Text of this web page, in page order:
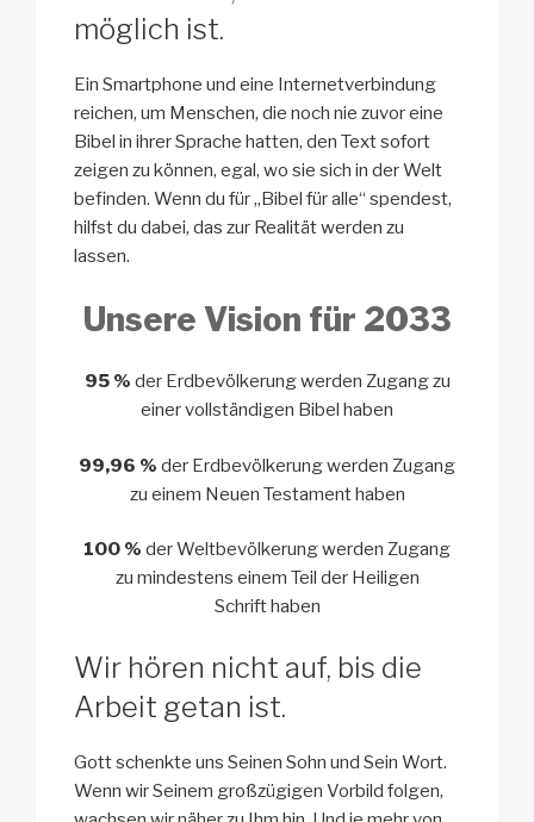
möglich ist.
Ein Smartphone und eine Internetverbindung
reichen, um Menschen, die noch nie zuvor eine
Bibel in ihrer Sprache hatten, den Text sofort
zeigen zu können, egal, wo sie sich in der Welt
befinden. Wenn du für „Bibel für alle“ spendest,
hilfst du dabei, das zur Realität werden zu
lassen.
Unsere Vision für 2033
95 % der Erdbevölkerung werden Zugang zu
einer vollständigen Bibel haben
99,96 % der Erdbevölkerung werden Zugang
zu einem Neuen Testament haben
100 % der Weltbevölkerung werden Zugang
zu mindestens einem Teil der Heiligen
Schrift haben
Wir hören nicht auf, bis die
Arbeit getan ist.
Gott schenkte uns Seinen Sohn und Sein Wort.
Wenn wir Seinem großzügigen Vorbild folgen,